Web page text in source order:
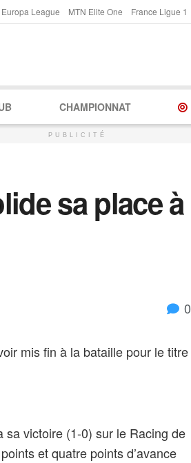
Europa League MTN Elite One France Ligue 1
CHAMPIONNAT
PUBLICITÉ
sa place à
0
mis fin à la bataille pour le titre
victoire (1-0) sur le Racing de
et quatre points d’avance